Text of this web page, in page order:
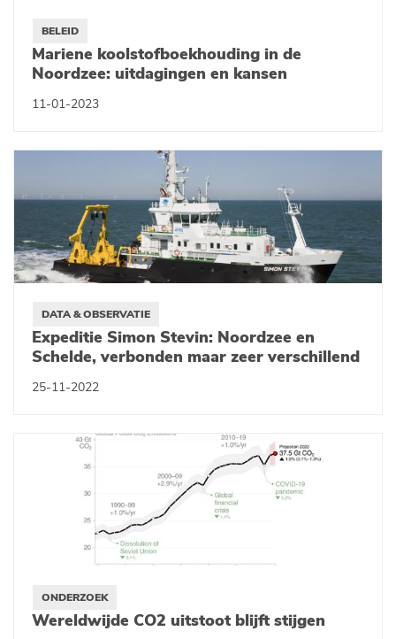
BELEID
Mariene koolstofboekhouding in de
Noordzee: uitdagingen en kansen
11-01-2023
DATA & OBSERVATIE
Expeditie Simon Stevin: Noordzee en
Schelde, verbonden maar zeer verschillend
25-11-2022
ONDERZOEK
Wereldwijde CO2 uitstoot blijft stijgen